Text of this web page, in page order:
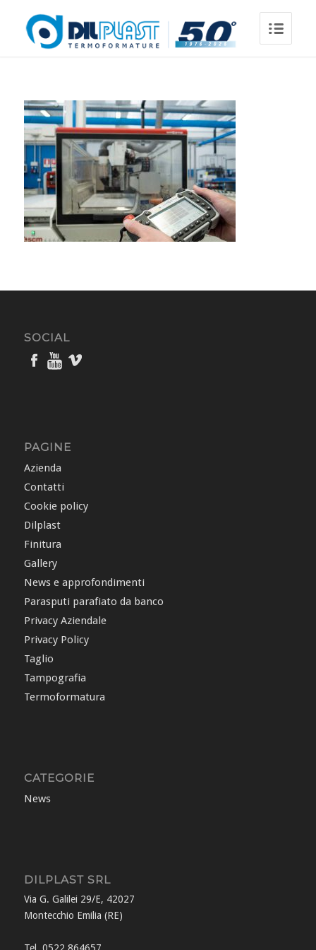
SOCIAL
PAGINE
Azienda
Contatti
Cookie policy
Dilplast
Finitura
Gallery
News e approfondimenti
Parasputi parafiato da banco
Privacy Aziendale
Privacy Policy
Taglio
Tampografia
Termoformatura
CATEGORIE
News
DILPLAST SRL
Via G. Galilei 29/E, 42027
Montecchio Emilia (RE)